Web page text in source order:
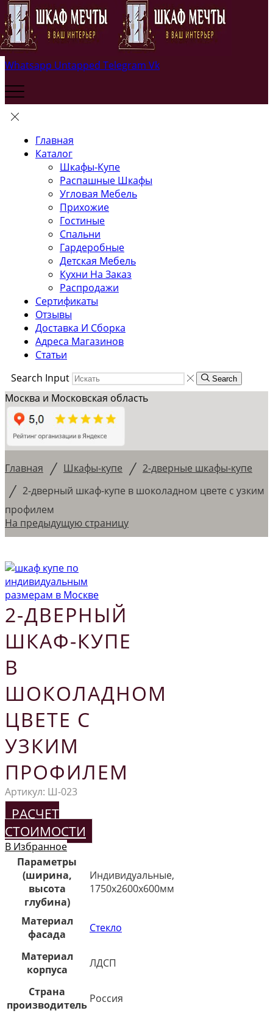
Whatsapp Untapped Telegram Vk
Главная
Каталог
Шкафы-Купе
Распашные Шкафы
Угловая Мебель
Прихожие
Гостиные
Спальни
Гардеробные
Детская Мебель
Кухни На Заказ
Распродажи
Сертификаты
Отзывы
Доставка И Сборка
Адреса Магазинов
Статьи
Search Input
Search
Москва и Московская область
Главная / Шкафы-купе / 2-дверные шкафы-купе
/ 2-дверный шкаф-купе в шоколадном цвете с узким
профилем
На предыдущую страницу
2-ДВЕРНЫЙ
ШКАФ-КУПЕ
В
ШОКОЛАДНОМ
ЦВЕТЕ С
УЗКИМ
ПРОФИЛЕМ
Артикул: Ш-023
РАСЧЕТ
СТОИМОСТИ
В Избранное
Параметры
(ширина,
высота
глубина)
Индивидуальные,
1750х2600х600мм
Материал
фасада
Стекло
Материал
корпуса
ЛДСП
Страна
производитель Россия